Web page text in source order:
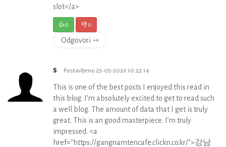
slot</a>
👍0 👎0
Odgovori ⇾
s Postavljeno 25-05-2026 10:22:14
This is one of the best posts I enjoyed this read in
this blog. I’m absolutely excited to get to read such
a well blog. The amount of data that I get is truly
great. This is an good masterpiece. I’m truly
impressed. <a
href="https://gangnamtencafe.clickn.co.kr/">강남